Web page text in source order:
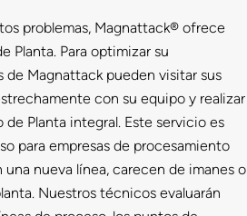
problemas, Magnattack® ofrece
Planta. Para optimizar su
de Magnattack pueden visitar sus
con su equipo y realizar
de Planta integral. Este servicio es
para empresas de procesamiento
nueva línea, carecen de imanes o
Nuestros técnicos evaluarán